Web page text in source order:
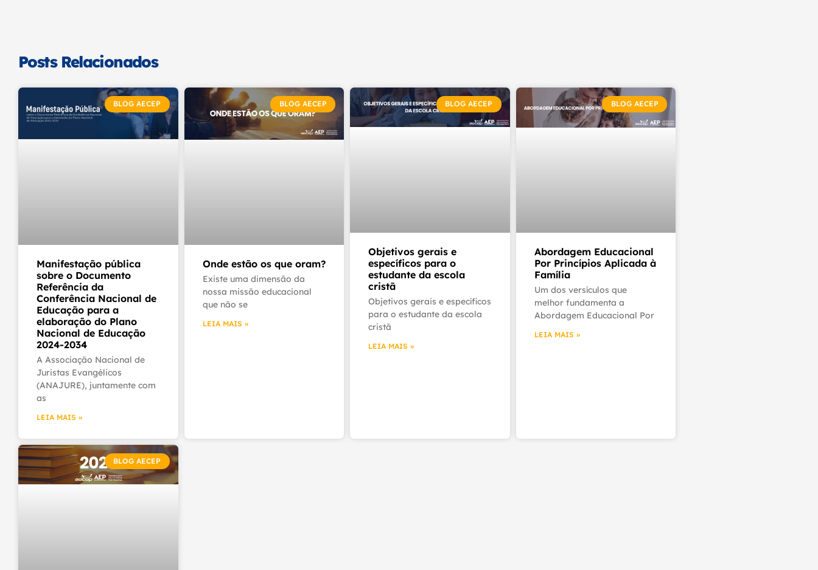
Posts Relacionados
BLOG AECEP
Manifestação pública
sobre o Documento
Referência da
Conferência Nacional de
Educação para a
elaboração do Plano
Nacional de Educação
2024-2034
A Associação Nacional de
Juristas Evangélicos
(ANAJURE), juntamente com
as
LEIA MAIS »
BLOG AECEP
Onde estão os que oram?
Existe uma dimensão da
nossa missão educacional
que não se
LEIA MAIS »
BLOG AECEP
Objetivos gerais e
específicos para o
estudante da escola
cristã
Objetivos gerais e específicos
para o estudante da escola
cristã
LEIA MAIS »
BLOG AECEP
Abordagem Educacional
Por Princípios Aplicada à
Família
Um dos versículos que
melhor fundamenta a
Abordagem Educacional Por
LEIA MAIS »
BLOG AECEP